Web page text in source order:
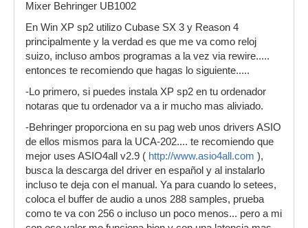
Mixer Behringer UB1002
En Win XP sp2 utilizo Cubase SX 3 y Reason 4
principalmente y la verdad es que me va como reloj
suizo, incluso ambos programas a la vez via rewire.....
entonces te recomiendo que hagas lo siguiente.....
-Lo primero, si puedes instala XP sp2 en tu ordenador
notaras que tu ordenador va a ir mucho mas aliviado.
-Behringer proporciona en su pag web unos drivers ASIO
de ellos mismos para la UCA-202.... te recomiendo que
mejor uses ASIO4all v2.9 ( http://www.asio4all.com ),
busca la descarga del driver en español y al instalarlo
incluso te deja con el manual. Ya para cuando lo setees,
coloca el buffer de audio a unos 288 samples, prueba
como te va con 256 o incluso un poco menos... pero a mi